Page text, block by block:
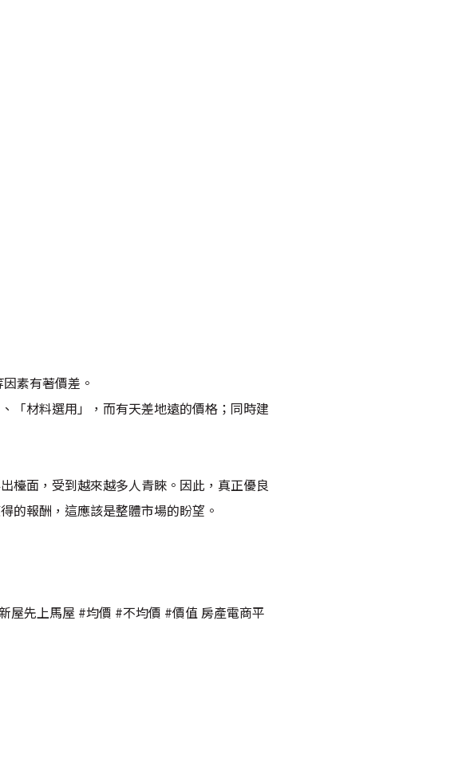
素有著價差。
「材料選用」，而有天差地遠的價格；同時建
檯面，受到越來越多人青睞。因此，真正優良
的報酬，這應該是整體市場的盼望。
屋先上馬屋 #均價 #不均價 #價值 房產電商平